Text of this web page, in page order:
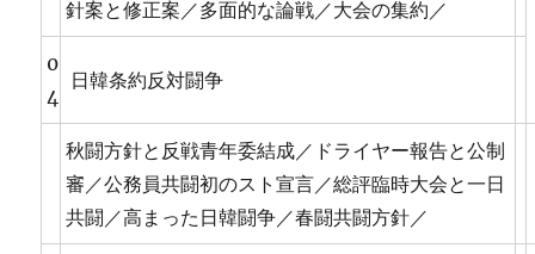
針案と修正案／多面的な論戦／大会の集約／
0
4
日韓条約反対闘争
秋闘方針と反戦青年委結成／ドライヤー報告と公制
審／公務員共闘初のスト宣言／総評臨時大会と一日
共闘／高まった日韓闘争／春闘共闘方針／